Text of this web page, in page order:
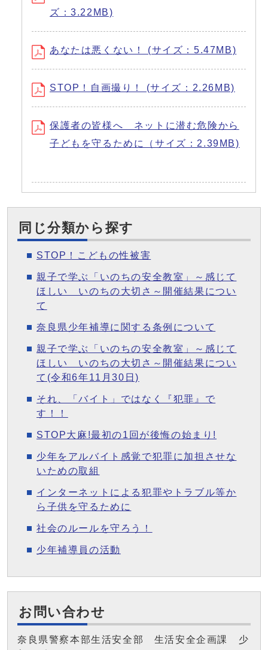
ズ：3.22MB)
あなたは悪くない！ (サイズ：5.47MB)
STOP！自画撮り！ (サイズ：2.26MB)
保護者の皆様へ ネットに潜む危険から
子どもを守るために（サイズ：2.39MB)
同じ分類から探す
STOP！こどもの性被害
親子で学ぶ「いのちの安全教室」～感じて
ほしい いのちの大切さ～開催結果につい
て
奈良県少年補導に関する条例について
親子で学ぶ「いのちの安全教室」～感じて
ほしい いのちの大切さ～開催結果につい
て(令和6年11月30日)
それ、「バイト」ではなく『犯罪』で
す！！
STOP大麻!最初の1回が後悔の始まり!
少年をアルバイト感覚で犯罪に加担させな
いための取組
インターネットによる犯罪やトラブル等か
ら子供を守るために
社会のルールを守ろう！
少年補導員の活動
お問い合わせ
奈良県警察本部生活安全部 生活安全企画課 少